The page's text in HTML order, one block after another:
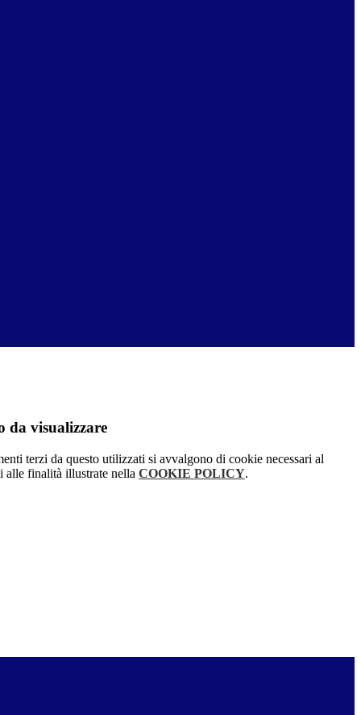
da visualizzare
terzi da questo utilizzati si avvalgono di cookie necessari al
alle finalità illustrate nella COOKIE POLICY.